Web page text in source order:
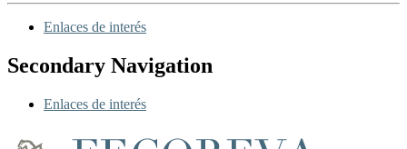
Enlaces de interés
Secondary Navigation
Enlaces de interés